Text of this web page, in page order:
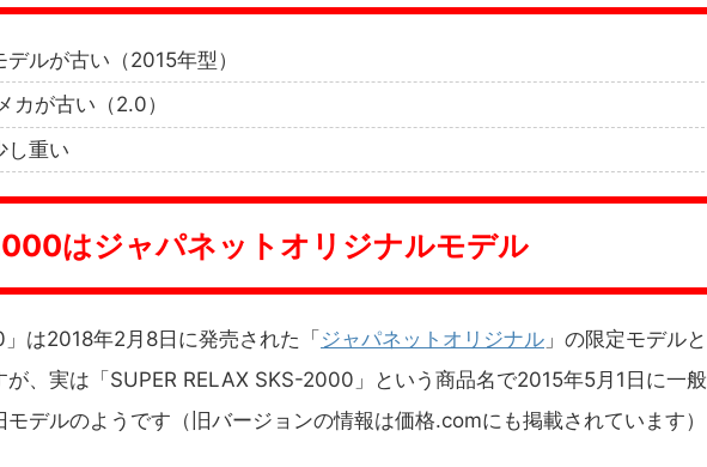
デルが古い（2015年型）
カが古い（2.0）
し重い
はジャパネットオリジナルモデル
」は2018年2月8日に発売された「 ジャパネットオリジナル 」の限定モデルと
が、実は「SUPER RELAX SKS-2000」という商品名で2015年5月1日に一般
モデルのようです（旧バージョンの情報は価格.comにも掲載されています）